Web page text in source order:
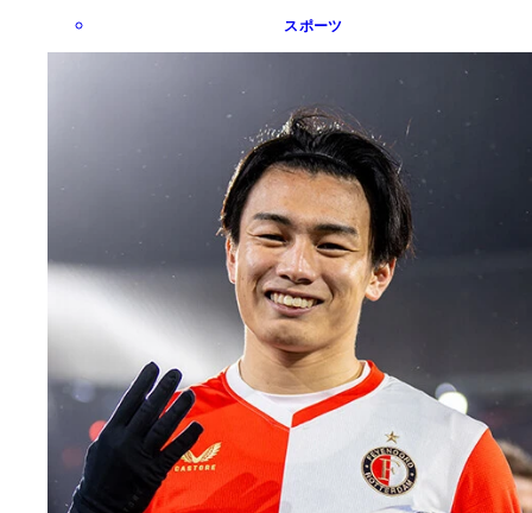
スポーツ